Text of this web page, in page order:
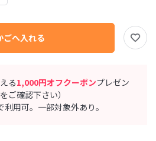
る1,000円オフクーポンプレゼン
をご確認下さい）
用可。一部対象外あり。